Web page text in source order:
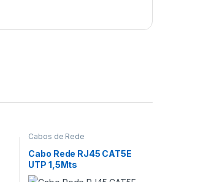
Cabos de Rede
Cabo Rede RJ45 CAT5E
UTP 1,5Mts